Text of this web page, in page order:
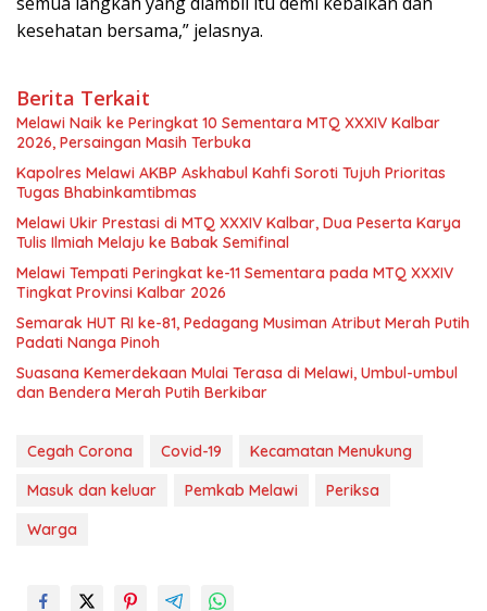
kesehatan bersama,” jelasnya.
Berita Terkait
Melawi Naik ke Peringkat 10 Sementara MTQ XXXIV Kalbar
2026, Persaingan Masih Terbuka
Kapolres Melawi AKBP Askhabul Kahfi Soroti Tujuh Prioritas
Tugas Bhabinkamtibmas
Melawi Ukir Prestasi di MTQ XXXIV Kalbar, Dua Peserta Karya
Tulis Ilmiah Melaju ke Babak Semifinal
Melawi Tempati Peringkat ke-11 Sementara pada MTQ XXXIV
Tingkat Provinsi Kalbar 2026
Semarak HUT RI ke-81, Pedagang Musiman Atribut Merah Putih
Padati Nanga Pinoh
Suasana Kemerdekaan Mulai Terasa di Melawi, Umbul-umbul
dan Bendera Merah Putih Berkibar
Cegah Corona Covid-19
Kecamatan Menukung
Masuk dan keluar
Pemkab Melawi
Periksa
Warga